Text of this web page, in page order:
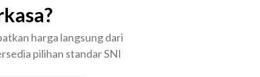
harga langsung dari
pilihan standar SNI